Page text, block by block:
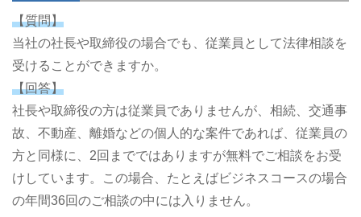
【質問】
当社の社長や取締役の場合でも、従業員として法律相談を
受けることができますか。
【回答】
社長や取締役の方は従業員でありませんが、相続、交通事
故、不動産、離婚などの個人的な案件であれば、従業員の
方と同様に、2回までではありますが無料でご相談をお受
けしています。この場合、たとえばビジネスコースの場合
の年間36回のご相談の中には入りません。